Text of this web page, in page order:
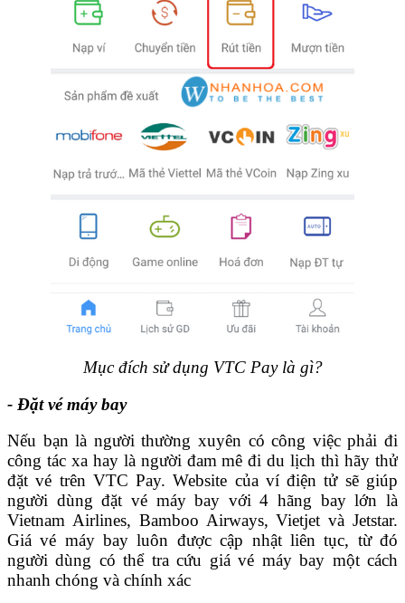
Mục đích sử dụng VTC Pay là gì?
- Đặt vé máy bay
Nếu bạn là người thường xuyên có công việc phải đi
công tác xa hay là người đam mê đi du lịch thì hãy thử
đặt vé trên VTC Pay. Website của ví điện tử sẽ giúp
người dùng đặt vé máy bay với 4 hãng bay lớn là
Vietnam Airlines, Bamboo Airways, Vietjet và Jetstar.
Giá vé máy bay luôn được cập nhật liên tục, từ đó
người dùng có thể tra cứu giá vé máy bay một cách
nhanh chóng và chính xác